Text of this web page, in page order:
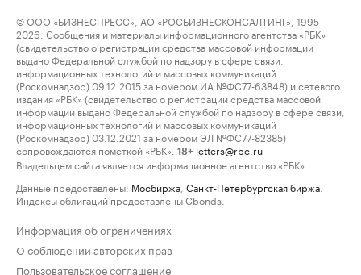
© ООО «БИЗНЕСПРЕСС», АО «РОСБИЗНЕСКОНСАЛТИНГ», 1995–
2026. Сообщения и материалы информационного агентства «РБК»
(свидетельство о регистрации средства массовой информации
выдано Федеральной службой по надзору в сфере связи,
информационных технологий и массовых коммуникаций
(Роскомнадзор) 09.12.2015 за номером ИА №ФС77-63848) и сетевого
издания «РБК» (свидетельство о регистрации средства массовой
информации выдано Федеральной службой по надзору в сфере связи,
информационных технологий и массовых коммуникаций
(Роскомнадзор) 03.12.2021 за номером ЭЛ №ФС77-82385)
сопровождаются пометкой «РБК».
18+ letters@rbc.ru
Владельцем сайта является информационное агентство «РБК».
Данные предоставлены: Мосбиржа Санкт-Петербургская биржа
Индексы облигаций предоставлены Cbonds.
Информация об ограничениях
О соблюдении авторских прав
Пользовательское соглашение